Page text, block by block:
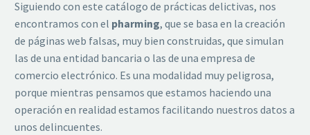
Siguiendo con este catálogo de prácticas delictivas, nos
encontramos con el pharming, que se basa en la creación
de páginas web falsas, muy bien construidas, que simulan
las de una entidad bancaria o las de una empresa de
comercio electrónico. Es una modalidad muy peligrosa,
porque mientras pensamos que estamos haciendo una
operación en realidad estamos facilitando nuestros datos a
unos delincuentes.